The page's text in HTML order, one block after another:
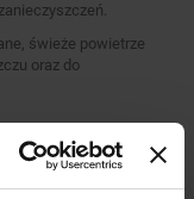
świeże powietrze
oraz do